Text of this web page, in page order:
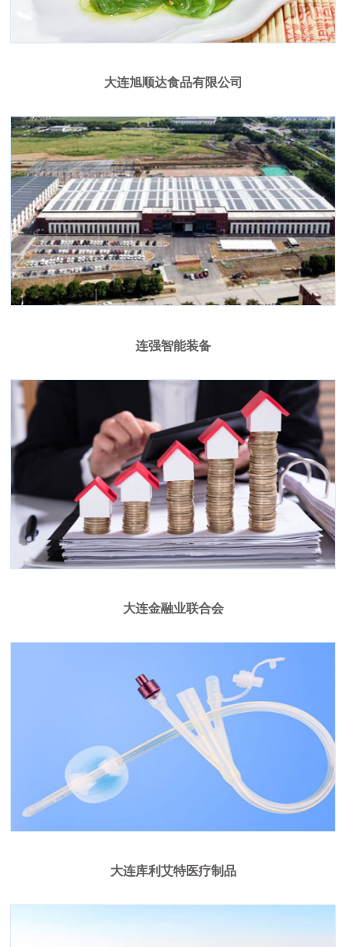
大连旭顺达食品有限公司
连强智能装备
大连金融业联合会
大连库利艾特医疗制品